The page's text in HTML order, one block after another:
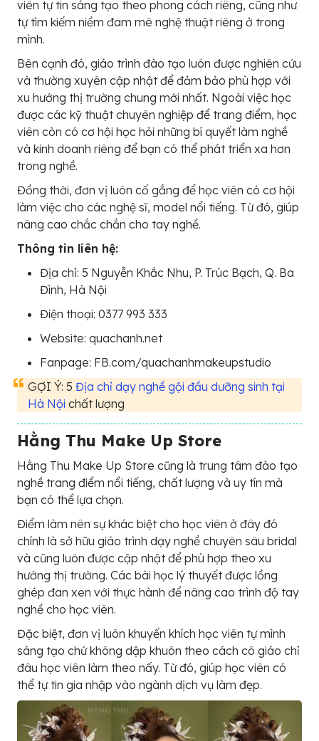
viên tự tin sáng tạo theo phong cách riêng, cũng như
tự tìm kiếm niềm đam mê nghệ thuật riêng ở trong
mình.
Bên cạnh đó, giáo trình đào tạo luôn được nghiên cứu
và thường xuyên cập nhật để đảm bảo phù hợp với
xu hướng thị trường chung mới nhất. Ngoài việc học
được các kỹ thuật chuyên nghiệp để trang điểm, học
viên còn có cơ hội học hỏi những bí quyết làm nghề
và kinh doanh riêng để bạn có thể phát triển xa hơn
trong nghề.
Đồng thời, đơn vị luôn cố gắng để học viên có cơ hội
làm việc cho các nghệ sĩ, model nổi tiếng. Từ đó, giúp
nâng cao chắc chắn cho tay nghề.
Thông tin liên hệ:
Địa chỉ: 5 Nguyễn Khắc Nhu, P. Trúc Bạch, Q. Ba
Đình, Hà Nội
Điện thoại: 0377 993 333
Website: quachanh.net
Fanpage: FB.com/quachanhmakeupstudio
GỢI Ý: 5 Địa chỉ dạy nghề gội đầu dưỡng sinh tại
Hà Nội chất lượng
Hằng Thu Make Up Store
Hằng Thu Make Up Store cũng là trung tâm đào tạo
nghề trang điểm nổi tiếng, chất lượng và uy tín mà
bạn có thể lựa chọn.
Điểm làm nên sự khác biệt cho học viên ở đây đó
chính là sở hữu giáo trình dạy nghề chuyên sâu bridal
và cũng luôn được cập nhật để phù hợp theo xu
hướng thị trường. Các bài học lý thuyết được lồng
ghép đan xen với thực hành để nâng cao trình độ tay
nghề cho học viên.
Đặc biệt, đơn vị luôn khuyến khích học viên tự mình
sáng tạo chứ không dập khuôn theo cách cô giáo chỉ
đâu học viên làm theo nấy. Từ đó, giúp học viên có
thể tự tin gia nhập vào ngành dịch vụ làm đẹp.